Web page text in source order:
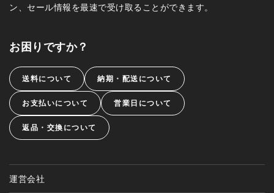
ン、セール情報を最速で受け取ることができます。
お困りですか？
送料について 納期・配送について
お支払いについて 営業日について
返品・交換について
運営会社